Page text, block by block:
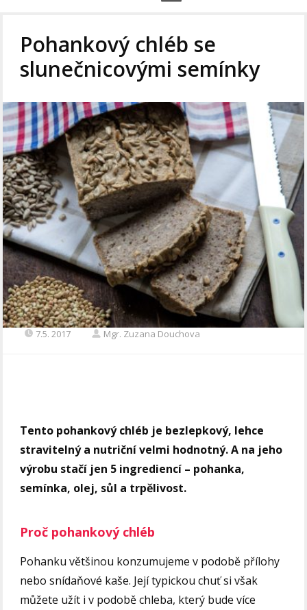
Pohankový chléb se
slunečnicovými semínky
7.5. 2017 Mgr. Zuzana Douchova
Tento pohankový chléb je bezlepkový, lehce
stravitelný a nutriční velmi hodnotný. A na jeho
výrobu stačí jen 5 ingrediencí – pohanka,
semínka, olej, sůl a trpělivost.
Proč pohankový chléb
Pohanku většinou konzumujeme v podobě přílohy
nebo snídaňové kaše. Její typickou chuť si však
můžete užít i v podobě chleba, který bude více